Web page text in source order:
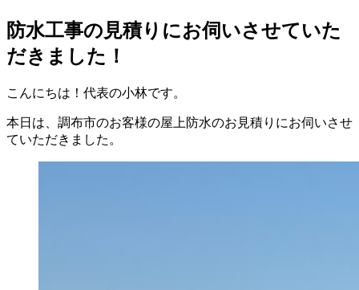
防水工事の見積りにお伺いさせていた
だきました！
こんにちは！代表の小林です。
本日は、調布市のお客様の屋上防水のお見積りにお伺いさせ
ていただきました。